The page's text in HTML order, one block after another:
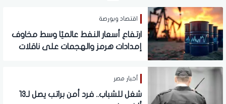
اقتصاد وبورصة
ارتفاع أسعار النفط عالميًا وسط مخاوف
إمدادات هرمز والهجمات على ناقلات
أخبار مصر
شغل للشباب.. فرد أمن براتب يصل لـ13